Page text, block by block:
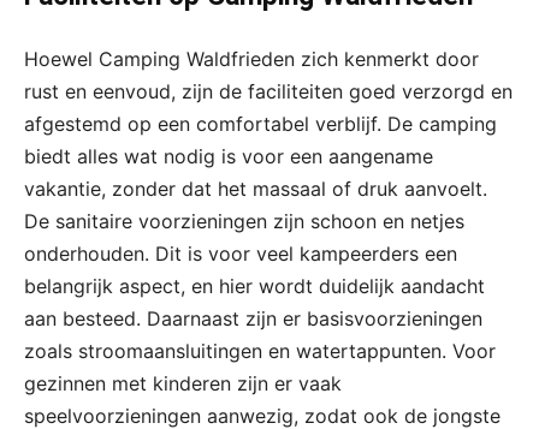
Hoewel Camping Waldfrieden zich kenmerkt door
rust en eenvoud, zijn de faciliteiten goed verzorgd en
afgestemd op een comfortabel verblijf. De camping
biedt alles wat nodig is voor een aangename
vakantie, zonder dat het massaal of druk aanvoelt.
De sanitaire voorzieningen zijn schoon en netjes
onderhouden. Dit is voor veel kampeerders een
belangrijk aspect, en hier wordt duidelijk aandacht
aan besteed. Daarnaast zijn er basisvoorzieningen
zoals stroomaansluitingen en watertappunten. Voor
gezinnen met kinderen zijn er vaak
speelvoorzieningen aanwezig, zodat ook de jongste